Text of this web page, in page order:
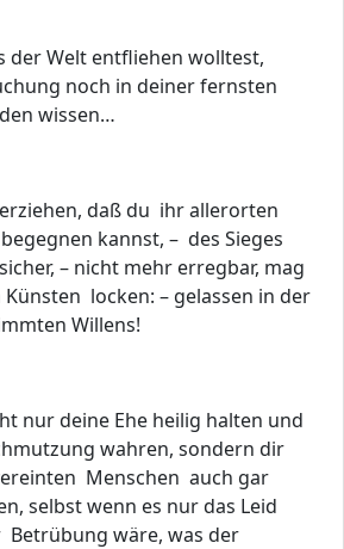
der Welt entfliehen wolltest,
noch in deiner fernsten
wissen…
daß du ihr allerorten
kannst, – des Sieges
– nicht mehr erregbar, mag
locken: – gelassen in der
Willens!
nur deine Ehe heilig halten und
wahren, sondern dir
Menschen auch gar
selbst wenn es nur das Leid
wäre, was der